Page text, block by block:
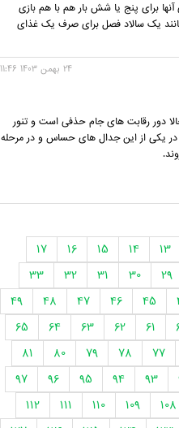
برای پنج یا شش بار هم با هم بازی
یک سالاد فصل برای صرف یک غذای
24 بهمن 1403 11:46
دور رقابت های جام حذفی است و تنور
در یکی از این جدال های حساس و در مرحله
13
14
15
16
17
29
30
31
32
33
45
46
47
48
49
61
62
63
64
65
77
78
79
80
81
93
94
95
96
97
108
109
110
111
112